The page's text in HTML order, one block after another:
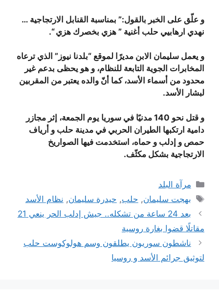
و علّق على الخبر بالقول:” بمناسبة القنابل الارتجاجية …
نهدي ارهابيي حلب أغنية ” هزي بخصرك هزي “.
و يعمل سليمان الابن مديرًا لموقع “بلدنا نيوز” الذي ترعاه
المخابرات الجوية التابعة للنظام، و هو يحظى بدعم غير
محدود من أسماء الأسد، كما أنّ والده يعتبر من المقربين
لبشار الأسد.
و قتل نحو 140 مدنيًا في سوريا يوم الجمعة، إثر مجازر
دامية ارتكبها الطيران الحربي في مدينة حلب و أرياف
حمص و إدلب و حماه، استخدمت فيها الصواريخ
الارتجاجية بشكل مكثّف.
التصنيفات
مرآة البلد
الوسوم
بهجت سليمان, حلب, حيدرة سليمان, نظام الأسد
بعد 24 ساعة من تشكله.. جيش إدلب الحر ينعي 21
مقاتلًا قضوا بغارة روسية
ناشطون سوريون يطلقون وسم هولوكوست حلب
لتوثيق جرائم الأسد و روسيا